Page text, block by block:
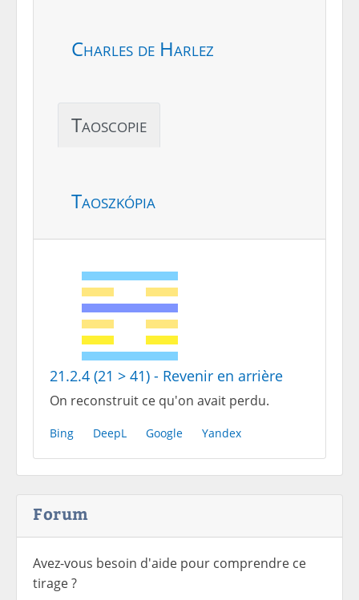
Charles de Harlez
Taoscopie
Taoszkópia
21.2.4 (21 > 41) - Revenir en arrière
On reconstruit ce qu'on avait perdu.
Bing DeepL Google Yandex
Forum
Avez-vous besoin d'aide pour comprendre ce
tirage ?